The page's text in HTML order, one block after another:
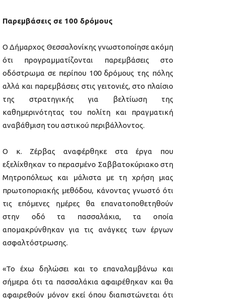
Παρεμβάσεις σε 100 δρόμους
Ο Δήμαρχος Θεσσαλονίκης γνωστοποίησε ακόμη
ότι προγραμματίζονται παρεμβάσεις στο
οδόστρωμα σε περίπου 100 δρόμους της πόλης
αλλά και παρεμβάσεις στις γειτονιές, στο πλαίσιο
της στρατηγικής για βελτίωση της
καθημερινότητας του πολίτη και πραγματική
αναβάθμιση του αστικού περιβάλλοντος.
Ο κ. Ζέρβας αναφέρθηκε στα έργα που
εξελίχθηκαν το περασμένο Σαββατοκύριακο στη
Μητροπόλεως και μάλιστα με τη χρήση μιας
πρωτοποριακής μεθόδου, κάνοντας γνωστό ότι
τις επόμενες ημέρες θα επανατοποθετηθούν
στην οδό τα πασσαλάκια, τα οποία
απομακρύνθηκαν για τις ανάγκες των έργων
ασφαλτόστρωσης.
«Το έχω δηλώσει και το επαναλαμβάνω και
σήμερα ότι τα πασσαλάκια αφαιρέθηκαν και θα
αφαιρεθούν μόνον εκεί όπου διαπιστώνεται ότι